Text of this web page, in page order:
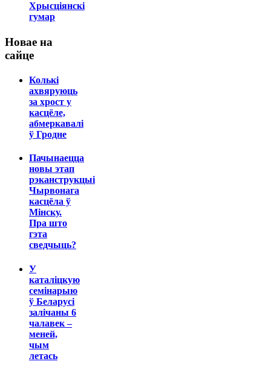
Хрысціянскі
гумар
Новае на
сайце
Колькі
ахвяруюць
за хрост у
касцёле,
абмеркавалі
ў Гродне
Пачынаецца
новы этап
рэканструкцыі
Чырвонага
касцёла ў
Мінску.
Пра што
гэта
сведчыць?
У
каталіцкую
семінарыю
ў Беларусі
залічаны 6
чалавек –
меней,
чым
летась